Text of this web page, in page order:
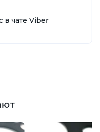
в чате Viber